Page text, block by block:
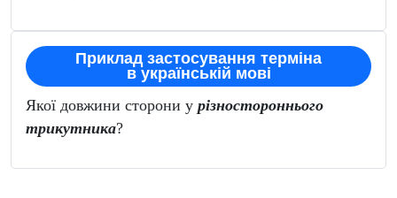
Приклад застосування терміна
в українській мові
Якої довжини сторони у різностороннього
трикутника?